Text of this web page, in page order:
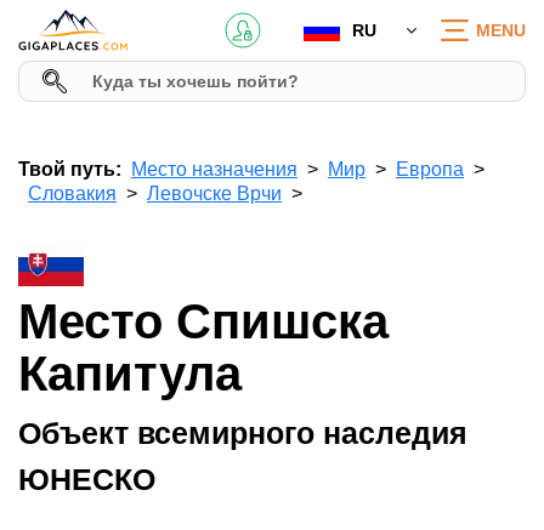
RU MENU
Твой путь: Место назначения Мир
Европа
Словакия
Левочске Врчи
Место Спишска
Капитула
Объект всемирного наследия
ЮНЕСКО